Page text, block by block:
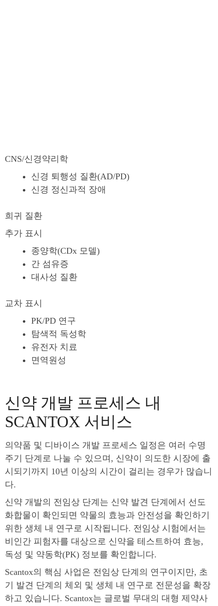
CNS/신경약리학
신경 퇴행성 질환(AD/PD)
신경 정신과적 장애
희귀 질환
추가 표시
종양학(CDx 모델)
간 섬유증
대사성 질환
교차 표시
PK/PD 연구
탐색적 독성학
유전자 치료
면역원성
신약 개발 프로세스 내
SCANTOX 서비스
의약품 및 디바이스 개발 프로세스 일정은 여러 수명
주기 단계로 나눌 수 있으며, 신약이 의도한 시장에 출
시되기까지 10년 이상의 시간이 걸리는 경우가 많습니
다.
신약 개발의 전임상 단계는 신약 발견 단계에서 선도
화합물이 확인되면 약물의 효능과 안전성을 확인하기
위한 생체 내 연구로 시작됩니다. 전임상 시험에서는
비인간 피험자를 대상으로 신약을 테스트하여 효능,
독성 및 약동학(PK) 정보를 확인합니다.
Scantox의 핵심 사업은 전임상 단계의 연구이지만, 초
기 발견 단계의 체외 및 생체 내 연구로 전문성을 확장
하고 있습니다. Scantox는 글로벌 무대의 대형 제약사